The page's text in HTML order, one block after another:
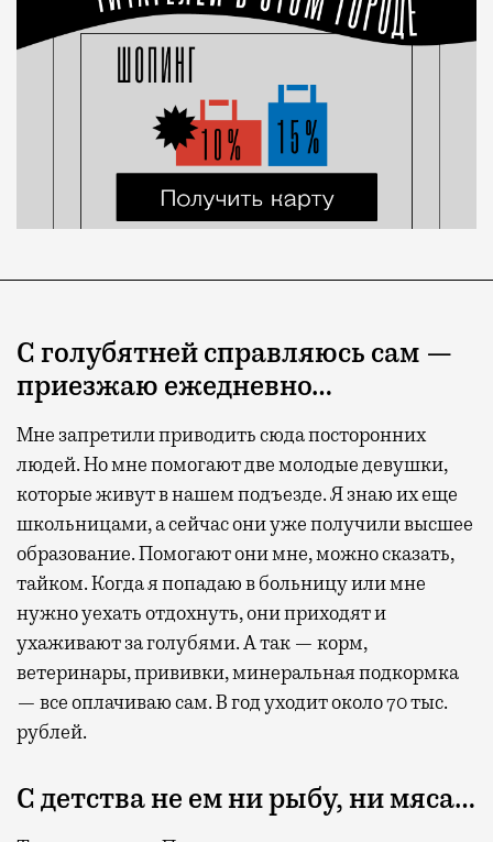
С голубятней справляюсь сам —
приезжаю ежедневно…
Мне запретили приводить сюда посторонних
людей. Но мне помогают две молодые девушки,
которые живут в нашем подъезде. Я знаю их еще
школьницами, а сейчас они уже получили высшее
образование. Помогают они мне, можно сказать,
тайком. Когда я попадаю в больницу или мне
нужно уехать отдохнуть, они приходят и
ухаживают за голубями. А так — корм,
ветеринары, прививки, минеральная подкормка
— все оплачиваю сам. В год уходит около 70 тыс.
рублей.
С детства не ем ни рыбу, ни мяса…